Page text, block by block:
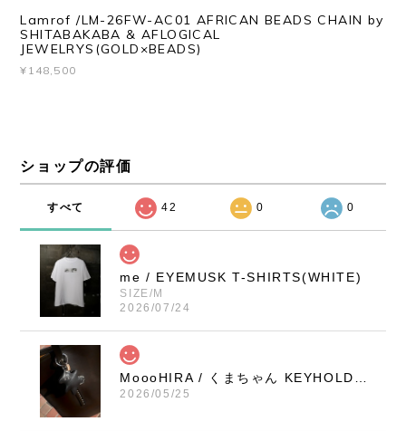
Lamrof /LM-26FW-AC01 AFRICAN BEADS CHAIN by
SHITABAKABA & AFLOGICAL
JEWELRYS(GOLD×BEADS)
¥148,500
ショップの評価
すべて 42 0 0
me / EYEMUSK T-SHIRTS(WHITE)
SIZE/M
2026/07/24
MoooHIRA / くまちゃん KEYHOLDER（BLACK / SMALL）
2026/05/25